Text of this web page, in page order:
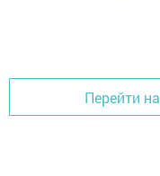
Перейти